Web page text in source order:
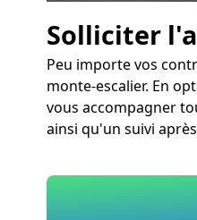
Solliciter
Peu importe vos
monte-escalier. En
vous accompagner
ainsi qu'un suivi